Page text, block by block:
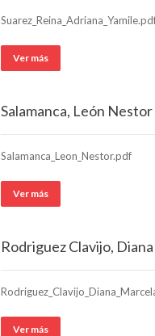
Ver más
Salamanca, León Nestor
Salamanca_Leon_Nestor.pdf
Ver más
Rodriguez Clavijo,
Ver más